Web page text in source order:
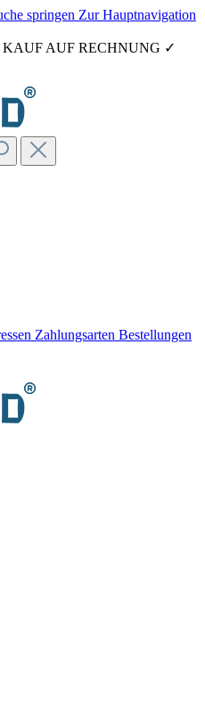
springen Zur Hauptnavigation
AUF RECHNUNG ✓
Zahlungsarten Bestellungen